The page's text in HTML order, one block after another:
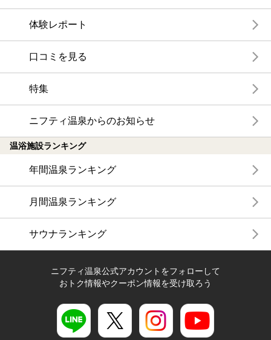
体験レポート
口コミを見る
特集
ニフティ温泉からのお知らせ
温浴施設ランキング
年間温泉ランキング
月間温泉ランキング
サウナランキング
ニフティ温泉公式アカウントをフォローして
おトク情報やクーポン情報を受け取ろう